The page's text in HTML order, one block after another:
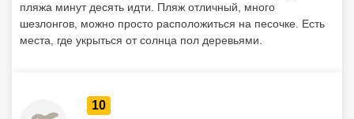
пляжа минут десять идти. Пляж отличный, много
шезлонгов, можно просто расположиться на песочке. Есть
места, где укрыться от солнца пол деревьями.
10